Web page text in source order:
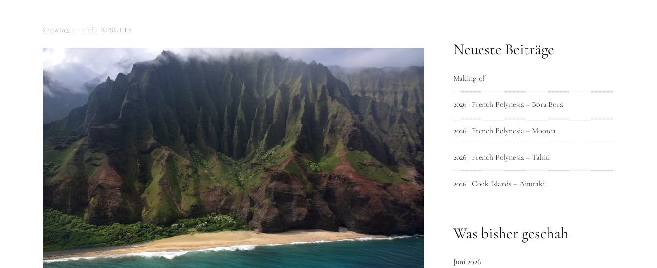
Showing: 1 - 1 of 1 RESULTS
Neueste Beiträge
Making-of
2026 | French Polynesia – Bora Bora
2026 | French Polynesia – Moorea
2026 | French Polynesia – Tahiti
2026 | Cook Islands – Aitutaki
Was bisher geschah
Juni 2026